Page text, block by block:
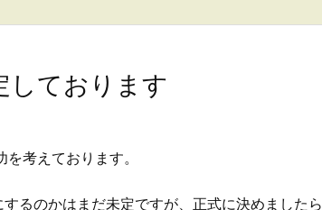
しております
考えております。
るのかはまだ未定ですが、正式に決めました